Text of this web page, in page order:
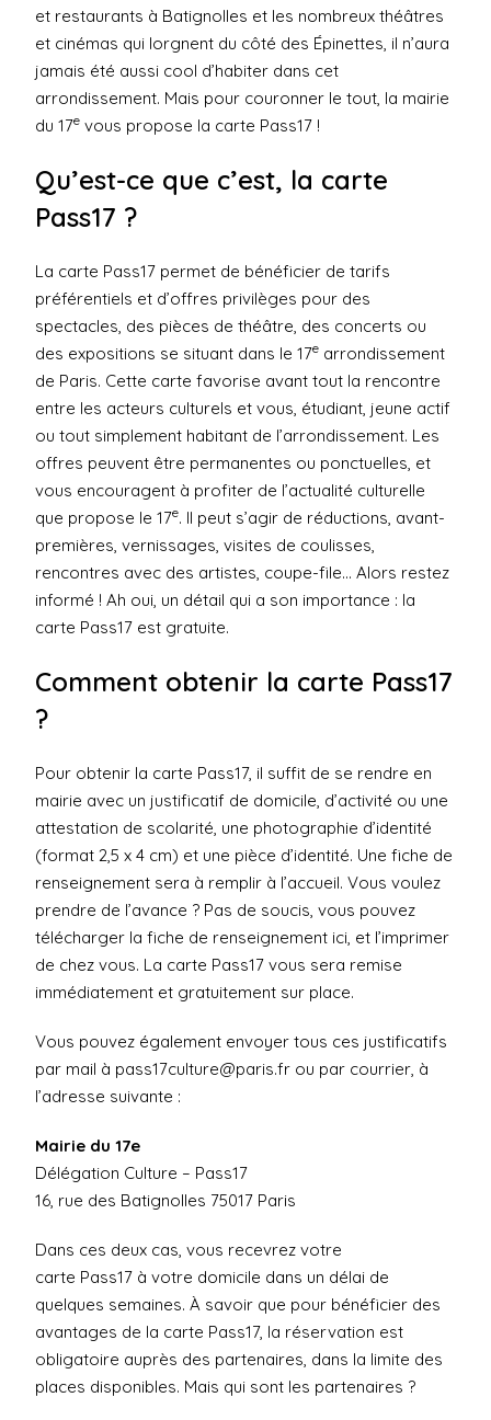
et restaurants à Batignolles et les nombreux théâtres
et cinémas qui lorgnent du côté des Épinettes, il n’aura
jamais été aussi cool d’habiter dans cet
arrondissement. Mais pour couronner le tout, la mairie
du 17e vous propose la carte Pass17 !
Qu’est-ce que c’est, la carte
Pass17 ?
La carte Pass17 permet de bénéficier de tarifs
préférentiels et d’offres privilèges pour des
spectacles, des pièces de théâtre, des concerts ou
des expositions se situant dans le 17e arrondissement
de Paris. Cette carte favorise avant tout la rencontre
entre les acteurs culturels et vous, étudiant, jeune actif
ou tout simplement habitant de l’arrondissement. Les
offres peuvent être permanentes ou ponctuelles, et
vous encouragent à profiter de l’actualité culturelle
que propose le 17e. Il peut s’agir de réductions, avant-
premières, vernissages, visites de coulisses,
rencontres avec des artistes, coupe-file… Alors restez
informé ! Ah oui, un détail qui a son importance : la
carte Pass17 est gratuite.
Comment obtenir la carte Pass17
?
Pour obtenir la carte Pass17, il suffit de se rendre en
mairie avec un justificatif de domicile, d’activité ou une
attestation de scolarité, une photographie d’identité
(format 2,5 x 4 cm) et une pièce d’identité. Une fiche de
renseignement sera à remplir à l’accueil. Vous voulez
prendre de l’avance ? Pas de soucis, vous pouvez
télécharger la fiche de renseignement ici, et l’imprimer
de chez vous. La carte Pass17 vous sera remise
immédiatement et gratuitement sur place.
Vous pouvez également envoyer tous ces justificatifs
par mail à pass17culture@paris.fr ou par courrier, à
l’adresse suivante :
Mairie du 17e
Délégation Culture – Pass17
16, rue des Batignolles 75017 Paris
Dans ces deux cas, vous recevrez votre
carte Pass17 à votre domicile dans un délai de
quelques semaines. À savoir que pour bénéficier des
avantages de la carte Pass17, la réservation est
obligatoire auprès des partenaires, dans la limite des
places disponibles. Mais qui sont les partenaires ?